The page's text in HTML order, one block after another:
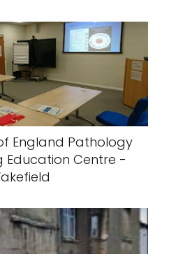
of England Pathology
Education Centre -